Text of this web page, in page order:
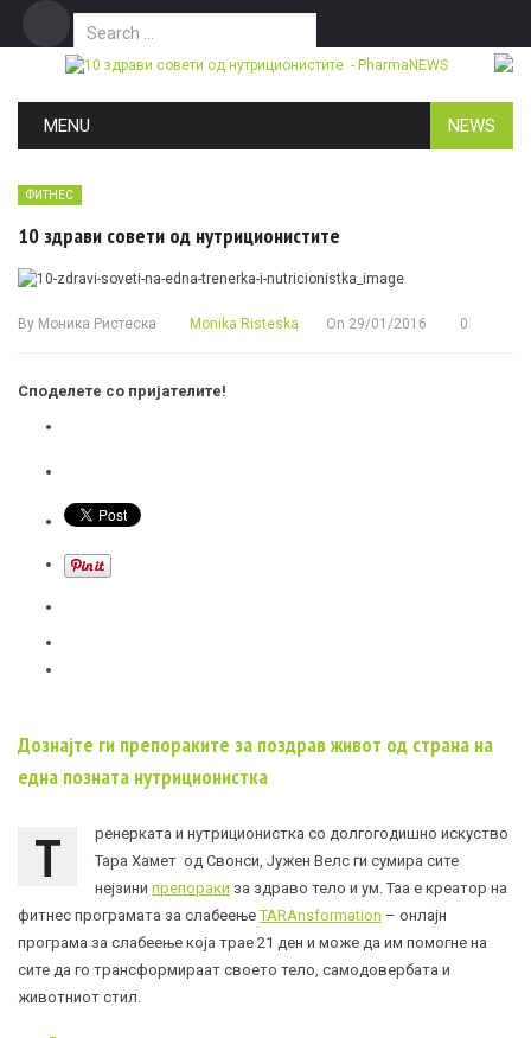
Search for:
MENU NEWS
ФИТНЕС
10 здрави совети од нутриционистите
By Моника Ристеска Monika Risteska On 29/01/2016 0
Споделете со пријателите!
Дознајте ги препораките за поздрав живот од страна на
една позната нутриционистка
Т
ренерката и нутриционистка со долгогодишно искуство
Тара Хамет од Свонси, Јужен Велс ги сумира сите
нејзини препораки за здраво тело и ум. Таа е креатор на
фитнес програмата за слабеењеTARAnsformation – онлајн
програма за слабеење која трае 21 ден и може да им помогне на
сите да го трансформираат своето тело, самодовербата и
животниот стил.